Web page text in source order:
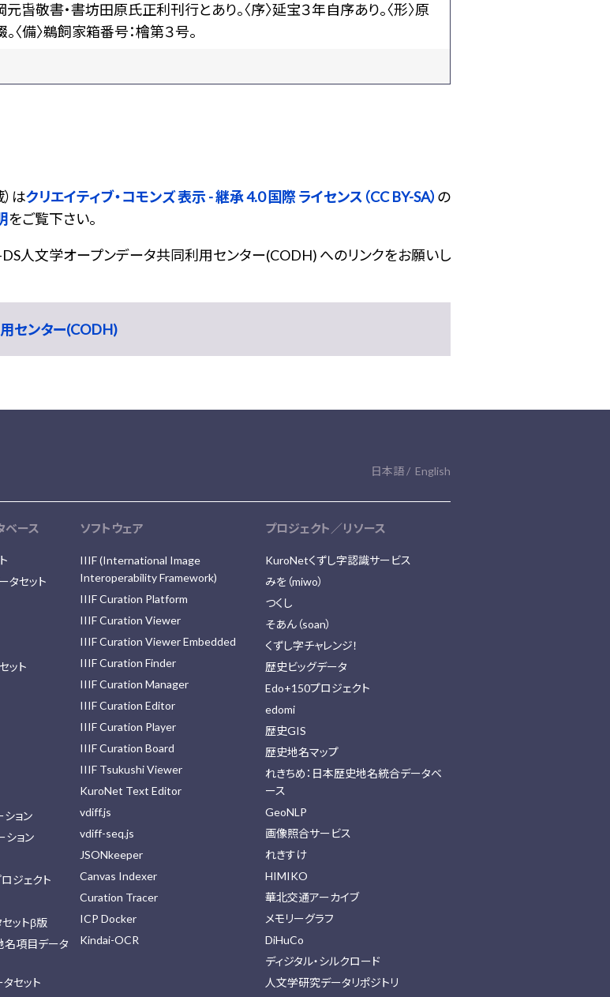
旾敬書・書坊田原氏正利刊行とあり。〈序〉延宝３年自序あり。〈形〉原
〈備〉鵜飼家箱番号：檜第３号。
はクリエイティブ・コモンズ 表示 - 継承 4.0 国際 ライセンス（CC BY-SA） の
をご覧下さい。
人文学オープンデータ共同利用センター(CODH) へのリンクをお願いし
センター(CODH)
日本語 English
ベース
タセット
ット
ョン
ション
ジェクト
ットβ版
名項目データ
セット
ソフトウェア
IIIF (International Image
Interoperability Framework)
IIIF Curation Platform
IIIF Curation Viewer
IIIF Curation Viewer Embedded
IIIF Curation Finder
IIIF Curation Manager
IIIF Curation Editor
IIIF Curation Player
IIIF Curation Board
IIIF Tsukushi Viewer
KuroNet Text Editor
vdiff.js
vdiff-seq.js
JSONkeeper
Canvas Indexer
Curation Tracer
ICP Docker
Kindai-OCR
プロジェクト／リソース
KuroNetくずし字認識サービス
みを（miwo）
つくし
そあん（soan）
くずし字チャレンジ！
歴史ビッグデータ
Edo+150プロジェクト
edomi
歴史GIS
歴史地名マップ
れきちめ：日本歴史地名統合データベ
ース
GeoNLP
画像照合サービス
れきすけ
HIMIKO
華北交通アーカイブ
メモリーグラフ
DiHuCo
ディジタル・シルクロード
人文学研究データリポジトリ